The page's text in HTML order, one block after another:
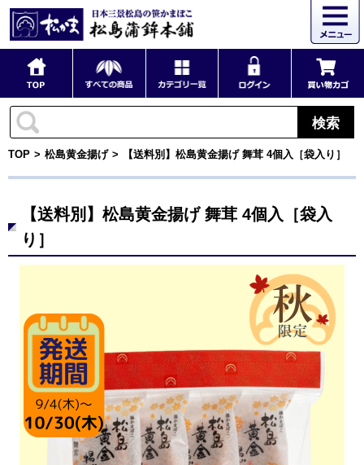
検索
TOP 松島黄金揚げ 【送料別】松島黄金揚げ 舞茸 4個入［袋入り］
【送料別】松島黄金揚げ 舞茸 4個入［袋入
り］